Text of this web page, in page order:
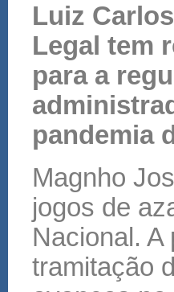
Luiz
Legal tem
para a
pandemia
Magnho
jogos de
Nacional.
tramitação